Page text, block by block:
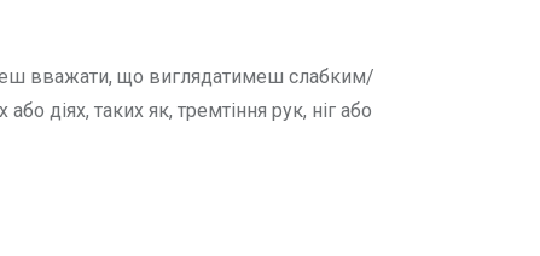
вважати, що виглядатимеш слабким/
діях, таких як, тремтіння рук, ніг або